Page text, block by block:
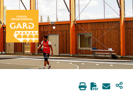
cookies